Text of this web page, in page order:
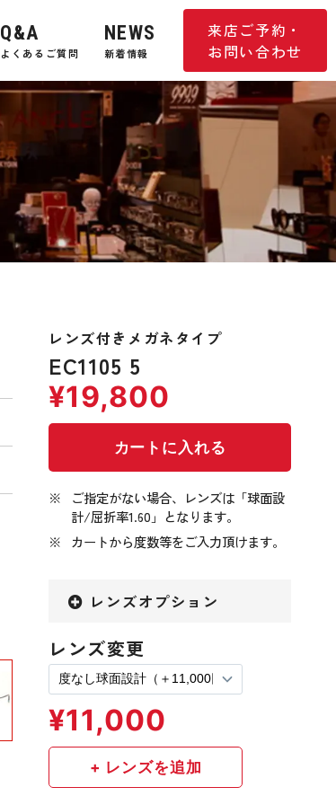
来店ご予約・
お問い合わせ
Q&A
よくあるご質問
NEWS
新着情報
レンズ付きメガネタイプ
EC1105 5
ご指定がない場合、レンズは「球面設
計/屈折率1.60」となります。
カートから度数等をご入力頂けます。
レンズオプション
レンズ変更